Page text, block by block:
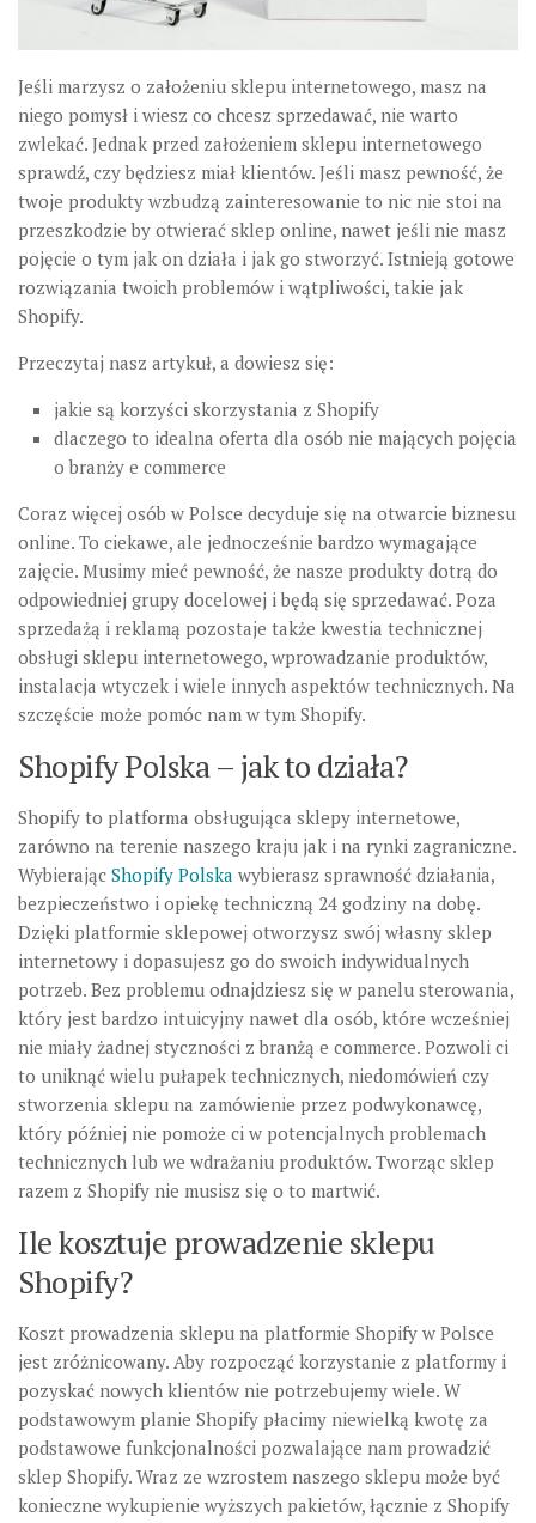
Jeśli marzysz o założeniu sklepu internetowego, masz na
niego pomysł i wiesz co chcesz sprzedawać, nie warto
zwlekać. Jednak przed założeniem sklepu internetowego
sprawdź, czy będziesz miał klientów. Jeśli masz pewność, że
twoje produkty wzbudzą zainteresowanie to nic nie stoi na
przeszkodzie by otwierać sklep online, nawet jeśli nie masz
pojęcie o tym jak on działa i jak go stworzyć. Istnieją gotowe
rozwiązania twoich problemów i wątpliwości, takie jak
Shopify.
Przeczytaj nasz artykuł, a dowiesz się:
jakie są korzyści skorzystania z Shopify
dlaczego to idealna oferta dla osób nie mających pojęcia
o branży e commerce
Coraz więcej osób w Polsce decyduje się na otwarcie biznesu
online. To ciekawe, ale jednocześnie bardzo wymagające
zajęcie. Musimy mieć pewność, że nasze produkty dotrą do
odpowiedniej grupy docelowej i będą się sprzedawać. Poza
sprzedażą i reklamą pozostaje także kwestia technicznej
obsługi sklepu internetowego, wprowadzanie produktów,
instalacja wtyczek i wiele innych aspektów technicznych. Na
szczęście może pomóc nam w tym Shopify.
Shopify Polska – jak to działa?
Shopify to platforma obsługująca sklepy internetowe,
zarówno na terenie naszego kraju jak i na rynki zagraniczne.
Wybierając Shopify Polska wybierasz sprawność działania,
bezpieczeństwo i opiekę techniczną 24 godziny na dobę.
Dzięki platformie sklepowej otworzysz swój własny sklep
internetowy i dopasujesz go do swoich indywidualnych
potrzeb. Bez problemu odnajdziesz się w panelu sterowania,
który jest bardzo intuicyjny nawet dla osób, które wcześniej
nie miały żadnej styczności z branżą e commerce. Pozwoli ci
to uniknąć wielu pułapek technicznych, niedomówień czy
stworzenia sklepu na zamówienie przez podwykonawcę,
który później nie pomoże ci w potencjalnych problemach
technicznych lub we wdrażaniu produktów. Tworząc sklep
razem z Shopify nie musisz się o to martwić.
Ile kosztuje prowadzenie sklepu
Shopify?
Koszt prowadzenia sklepu na platformie Shopify w Polsce
jest zróżnicowany. Aby rozpocząć korzystanie z platformy i
pozyskać nowych klientów nie potrzebujemy wiele. W
podstawowym planie Shopify płacimy niewielką kwotę za
podstawowe funkcjonalności pozwalające nam prowadzić
sklep Shopify. Wraz ze wzrostem naszego sklepu może być
konieczne wykupienie wyższych pakietów, łącznie z Shopify